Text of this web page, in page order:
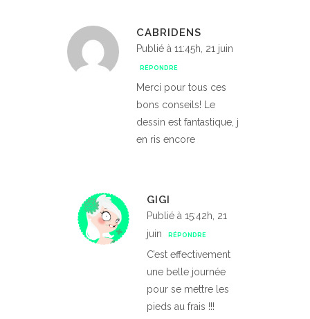
CABRIDENS
Publié à 11:45h, 21 juin
RÉPONDRE
Merci pour tous ces
bons conseils! Le
dessin est fantastique, j
en ris encore
GIGI
Publié à 15:42h, 21
juin
RÉPONDRE
C’est effectivement
une belle journée
pour se mettre les
pieds au frais !!!